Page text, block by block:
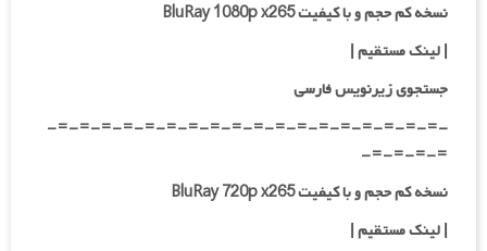
نسخه کم حجم و با کیفیت BluRay 1080p x265
| لینک مستقیم |
جستجوی زیرنویس فارسی
-=-=-=-=-=-=-=-=-=-=-=-=-=-=-=-=-=-=-
=-=-=-=-
نسخه کم حجم و با کیفیت BluRay 720p x265
| لینک مستقیم |